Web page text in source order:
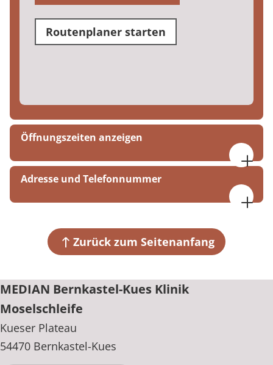
Routenplaner starten
Öffnungszeiten anzeigen
07:30 bis 16:00 Uhr
Adresse und Telefonnummer
54470 Bernkastel-KuesZurück zum Seitenanfang
MEDIAN Bernkastel-Kues Klinik
Moselschleife
Kueser Plateau
54470 Bernkastel-Kues